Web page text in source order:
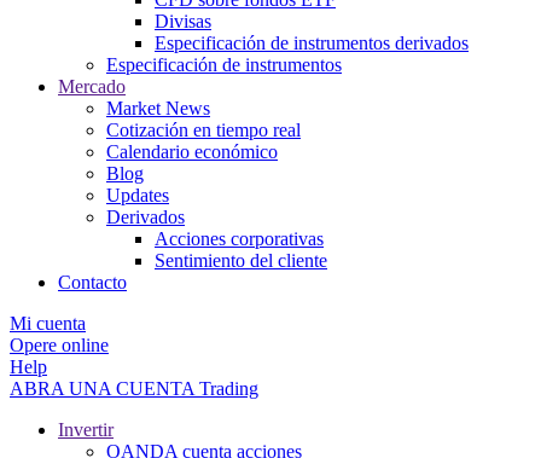
Divisas
Especificación de instrumentos derivados
Especificación de instrumentos
Mercado
Market News
Cotización en tiempo real
Calendario económico
Blog
Updates
Derivados
Acciones corporativas
Sentimiento del cliente
Contacto
Mi cuenta
Opere online
Help
ABRA UNA CUENTA Trading
Invertir
OANDA cuenta acciones